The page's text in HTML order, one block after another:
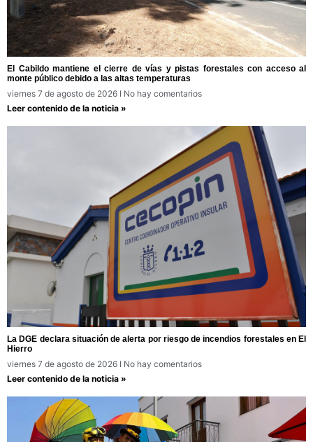
El Cabildo mantiene el cierre de vías y pistas forestales con acceso al
monte público debido a las altas temperaturas
viernes 7 de agosto de 2026
No hay comentarios
Leer contenido de la noticia »
La DGE declara situación de alerta por riesgo de incendios forestales en El
Hierro
viernes 7 de agosto de 2026
No hay comentarios
Leer contenido de la noticia »